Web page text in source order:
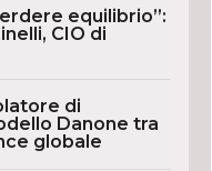
equilibrio”:
CIO di
di
Danone tra
globale